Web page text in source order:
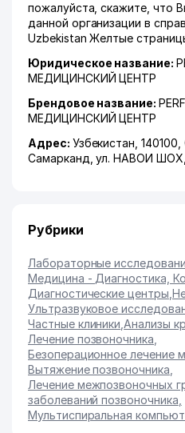
пожалуйста, скажите, что
данной организации в
Uzbekistan Желтые
Юридическое название:
МЕДИЦИНСКИЙ ЦЕНТР
Брендовое название:
МЕДИЦИНСКИЙ ЦЕНТР
Адрес: Узбекистан, 140100,
Самарканд ,ул. НАВОИ ШОХ
Рубрики
Лабораторные
Медицина - Диагностика,
Диагностические центры
Ультразвуковое
Частные клиники Анализы
Лечение позвоночника
Безоперационное лечение
Вытяжение позвоночника
Лечение межпозвоночных
заболеваний позвоночника
Мультиспиральная